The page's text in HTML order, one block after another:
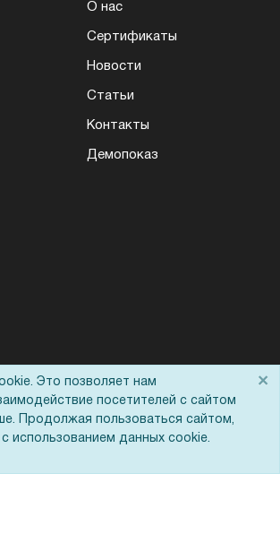
О нас
Сертификаты
Новости
Статьи
Контакты
Демопоказ
Это позволяет нам
посетителей с сайтом
Продолжая пользоваться сайтом,
использованием данных cookie.
×